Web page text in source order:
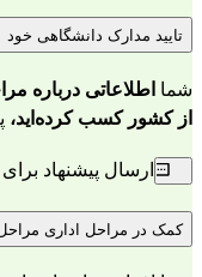
تایید مدارک دانشگاهی خود
شما
از کشور کسب کرده‌اید،
ارسال پیشنهاد برای
کمک در مراحل اداری